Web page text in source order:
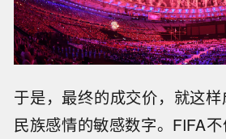
于是，最终的成交价，就这
民族感情的敏感数字。FIFA